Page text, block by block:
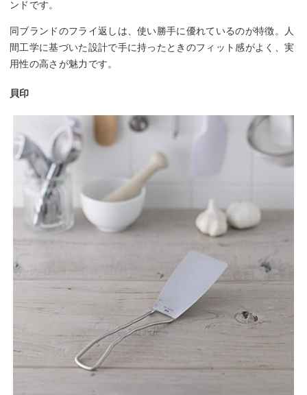
ンドです。
同ブランドのフライ返しは、使い勝手に優れているのが特徴。人
間工学に基づいた設計で手に持ったときのフィット感がよく、実
用性の高さが魅力です。
貝印